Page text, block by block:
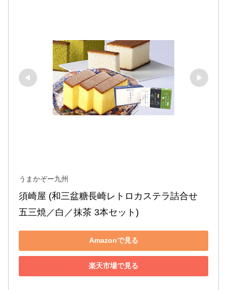
うまかぞー九州
須崎屋 (和三盆糖長崎レトロカステラ詰合せ
五三焼／白／抹茶 3本セット)
Amazonで見る
楽天市場で見る